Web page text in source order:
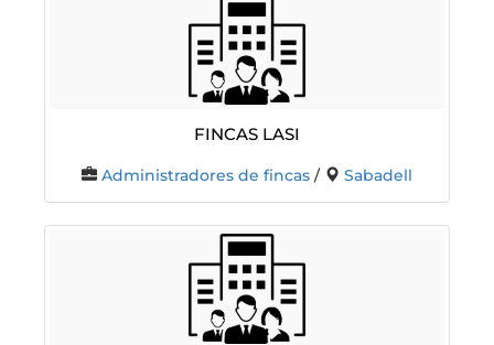
Fincas Lasi
Administradores de fincas/ Sabadell